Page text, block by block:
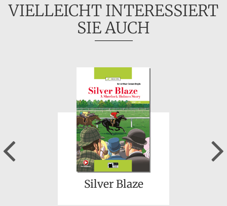
Puss in Boots
VIELLEICHT INTERESSIERT
SIE AUCH
Silver Blaze
Previous